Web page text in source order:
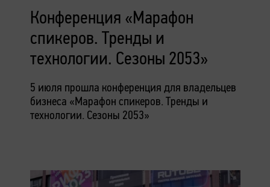
Конференция «Марафон
спикеров. Тренды и
технологии. Сезоны 2053»
5 июля прошла конференция для владельцев
бизнеса «Марафон спикеров. Тренды и
технологии. Сезоны 2053»